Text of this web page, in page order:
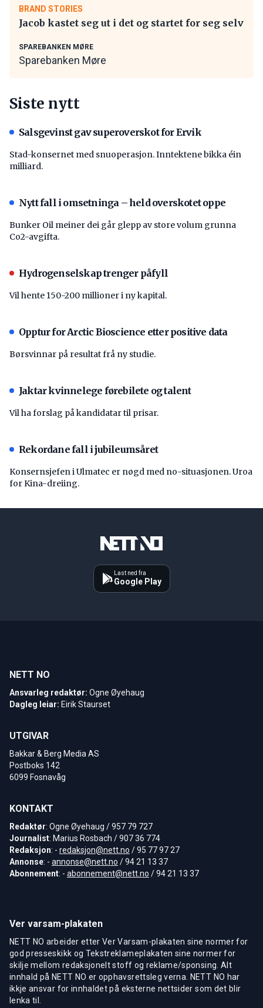
BRAND STORIES
Jacob kastet seg ut i det og startet for seg selv
SPAREBANKEN MØRE
Sparebanken Møre
Siste nytt
Salsgevinst gav superoverskot for Ervik
Stad-konsernet med snuoperasjon. Inntektene bikka éin
milliard.
Nytt fall i omsetninga – held overskotet oppe
Bunker Oil meiner dei går glepp av store volum grunna
Co2-avgifta.
Hydrogenselskap trenger påfyll
Vil hente 150-200 millioner i ny kapital.
Opptur for Arctic Bioscience etter positive data
Børsvinnar på resultat frå ny studie.
Jaktar kvinnelege førebilete og talent
Vil ha forslag på kandidatar til prisar.
Rekordane fall i jubileumsåret
Konsernsjefen i Ulmatec er nøgd med no-situasjonen. Uroa
for Kina-dreiing.
Last ned fra
Google Play
NETT NO
Ansvarleg redaktør: Ogne Øyehaug
Dagleg leiar: Eirik Staurset
UTGIVAR
Bakkar & Berg Media AS
Postboks 142
6099 Fosnavåg
KONTAKT
Redaktør: Ogne Øyehaug / 957 79 727
Journalist: Marius Rosbach / 907 36 774
Redaksjon: - redaksjon@nett.no / 95 77 97 27
Annonse: - annonse@nett.no / 94 21 13 37
Abonnement: - abonnement@nett.no / 94 21 13 37
Ver varsam-plakaten
NETT NO arbeider etter Ver Varsam-plakaten sine normer for
god presseskikk og Tekstreklameplakaten sine normer for
skilje mellom redaksjonelt stoff og reklame/sponsing. Alt
innhald på NETT NO er opphavsrettsleg verna. NETT NO har
ikkje ansvar for innhaldet på eksterne nettsider som det blir
lenka til.